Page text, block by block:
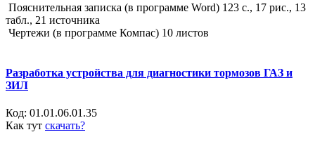
Пояснительная записка (в программе Word) 123 с., 17 рис., 13
табл., 21 источника
Чертежи (в программе Компас) 10 листов
Разработка устройства для диагностики тормозов ГАЗ и
ЗИЛ
Код: 01.01.06.01.35
Как тут скачать?